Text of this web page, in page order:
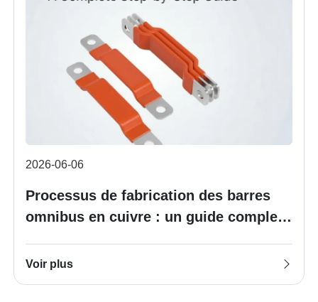
2026-06-06
Processus de fabrication des barres
omnibus en cuivre : un guide complet
Voir plus